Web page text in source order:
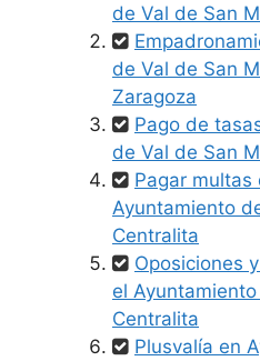
de Val de San
de Val de San
Zaragoza
Pago de
de Val de San
Pagar
Ayuntamiento
Centralita
Oposiciones
el
Centralita
Plusvalía en